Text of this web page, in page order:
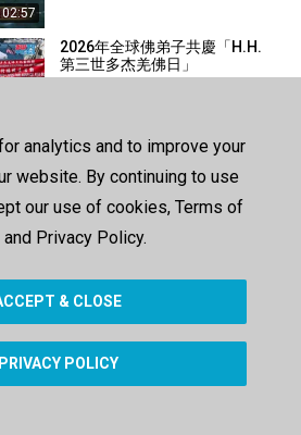
02:57
02:37
2026年全球佛弟子共慶「H.H.
第三世多杰羌佛日」
一路同行與溫暖並肩---2026
年世界佛教總部、聖蹟寺、聖
格講堂「共襄善舉 溫暖人心」
66 days ago
analytics and to improve your
website. By continuing to use
our use of cookies, Terms of
and Privacy Policy.
& CLOSE
PRIVACY POLICY